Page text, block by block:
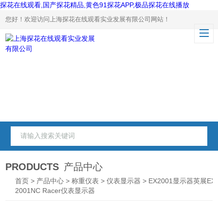
探花在线观看,国产探花精品,黄色91探花APP,极品探花在线播放
您好！欢迎访问上海探花在线观看实业发展有限公司网站！
PRODUCTS 产品中心
首页 > 产品中心 >称重仪表 >仪表显示器 > EX2001显示器英展EX-
2001NC Racer仪表显示器